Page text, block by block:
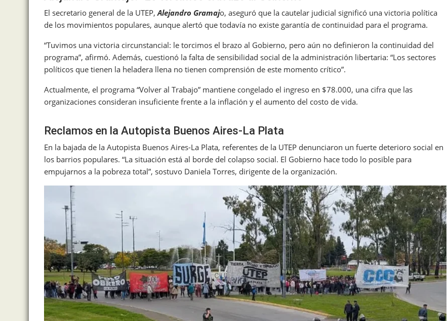
El secretario general de la UTEP,Alejandro Gramajo, aseguró que la cautelar judicial significó una victoria política
de los movimientos populares, aunque alertó que todavía no existe garantía de continuidad para el programa.
“Tuvimos una victoria circunstancial: le torcimos el brazo al Gobierno, pero aún no definieron la continuidad del
programa”, afirmó. Además, cuestionó la falta de sensibilidad social de la administración libertaria: “Los sectores
políticos que tienen la heladera llena no tienen comprensión de este momento crítico”.
Actualmente, el programa “Volver al Trabajo” mantiene congelado el ingreso en $78.000, una cifra que las
organizaciones consideran insuficiente frente a la inflación y el aumento del costo de vida.
Reclamos en la Autopista Buenos Aires-La Plata
En la bajada de la Autopista Buenos Aires-La Plata, referentes de la UTEP denunciaron un fuerte deterioro social en
los barrios populares. “La situación está al borde del colapso social. El Gobierno hace todo lo posible para
empujarnos a la pobreza total”, sostuvo Daniela Torres, dirigente de la organización.